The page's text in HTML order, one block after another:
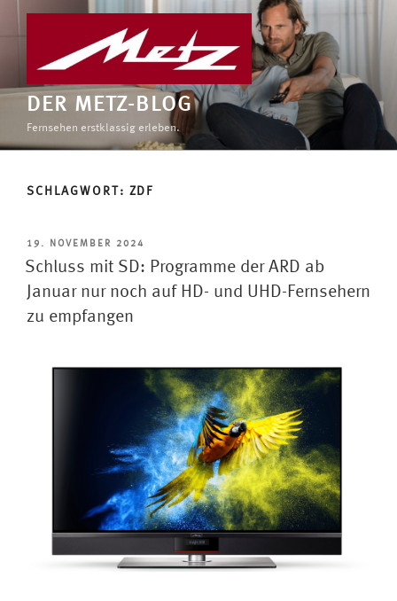
DER METZ-BLOG
Fernsehen erstklassig erleben.
SCHLAGWORT: ZDF
VERÖFFENTLICHT
AM
19. NOVEMBER 2024
Schluss mit SD: Programme der ARD ab
Januar nur noch auf HD- und UHD-Fernsehern
zu empfangen